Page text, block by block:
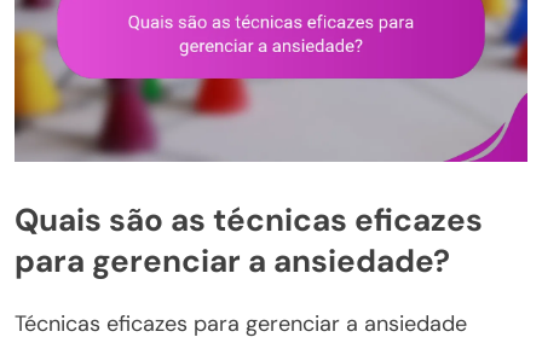
Quais são as técnicas eficazes
para gerenciar a ansiedade?
Técnicas eficazes para gerenciar a ansiedade